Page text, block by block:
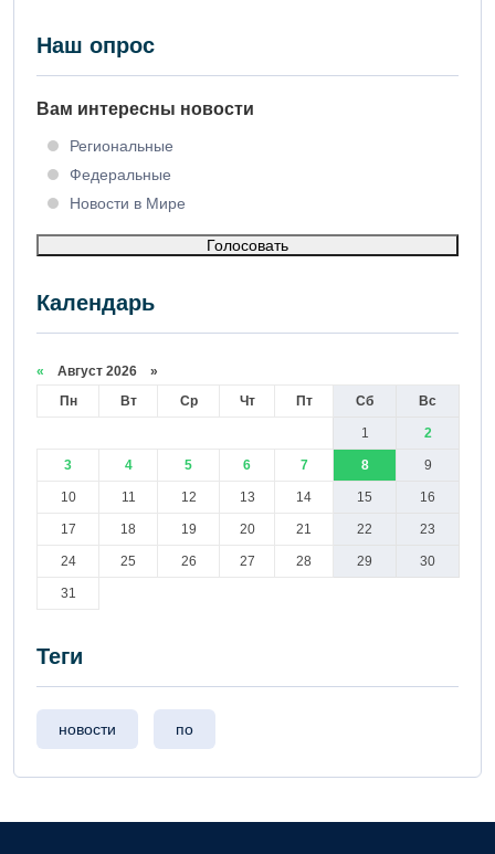
Наш опрос
Вам интересны новости
Региональные
Федеральные
Новости в Мире
Голосовать
Календарь
« Август 2026 »
Пн
Вт Ср Чт Пт Сб Вс
1 2
3 4 5 6 7 8 9
10 11 12 13 14 15 16
17 18 19 20 21 22 23
24 25 26 27 28 29 30
31
Теги
новости по